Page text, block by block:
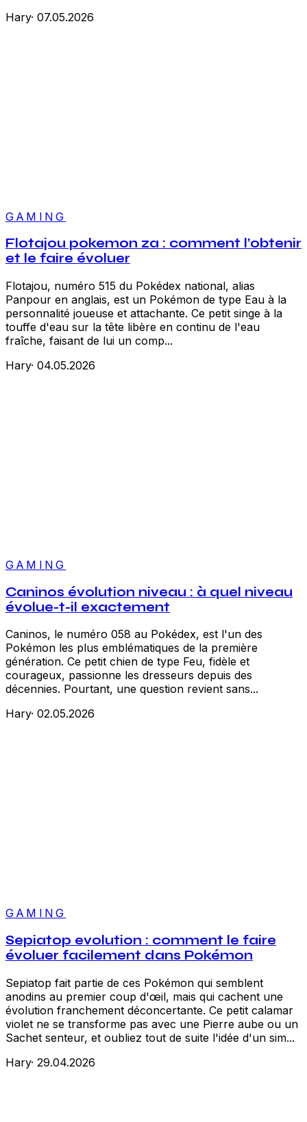
Hary· 07.05.2026
GAMING
Flotajou pokemon za : comment l’obtenir
et le faire évoluer
Flotajou, numéro 515 du Pokédex national, alias
Panpour en anglais, est un Pokémon de type Eau à la
personnalité joueuse et attachante. Ce petit singe à la
touffe d'eau sur la tête libère en continu de l'eau
fraîche, faisant de lui un comp...
Hary· 04.05.2026
GAMING
Caninos évolution niveau : à quel niveau
évolue-t-il exactement
Caninos, le numéro 058 au Pokédex, est l'un des
Pokémon les plus emblématiques de la première
génération. Ce petit chien de type Feu, fidèle et
courageux, passionne les dresseurs depuis des
décennies. Pourtant, une question revient sans...
Hary· 02.05.2026
GAMING
Sepiatop evolution : comment le faire
évoluer facilement dans Pokémon
Sepiatop fait partie de ces Pokémon qui semblent
anodins au premier coup d'œil, mais qui cachent une
évolution franchement déconcertante. Ce petit calamar
violet ne se transforme pas avec une Pierre aube ou un
Sachet senteur, et oubliez tout de suite l'idée d'un sim...
Hary· 29.04.2026